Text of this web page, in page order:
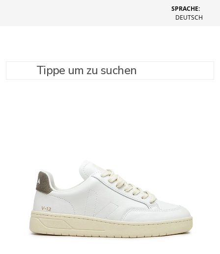
SPRACHE:
DEUTSCH
Tippe um zu suchen